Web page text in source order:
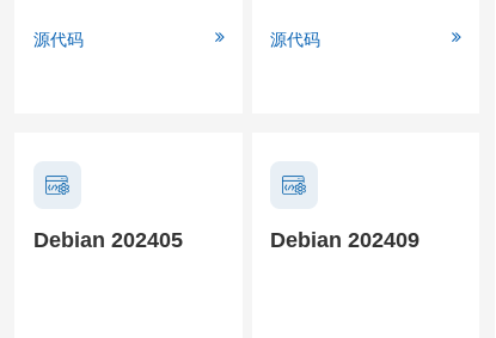
源代码 源代码
Debian 202405 Debian 202409